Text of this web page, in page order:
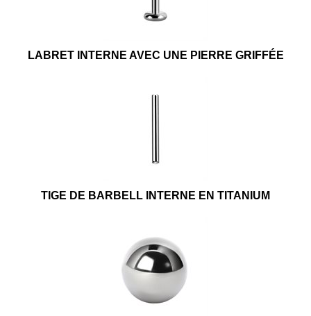
LABRET INTERNE AVEC UNE PIERRE GRIFFÉE
TIGE DE BARBELL INTERNE EN TITANIUM